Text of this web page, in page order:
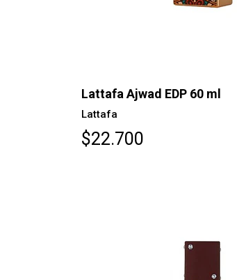
Lattafa Ajwad EDP 60 ml
Lattafa
$22.700